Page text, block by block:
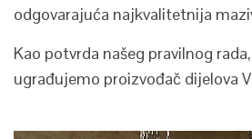
odgovarajuća najkvalitetnija
Kao potvrda našeg pravilnog
ugrađujemo proizvođač dijelova